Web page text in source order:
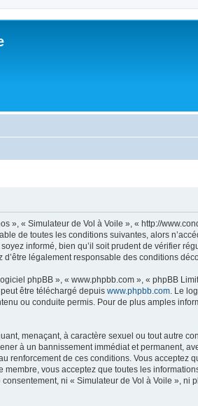
», « Simulateur de Vol à Voile », « http://
de toutes les conditions suivantes, alors
informé, bien qu’il soit prudent de vérifier
légalement responsable des conditions
phpBB », « www.phpbb.com », « phpBB
être téléchargé depuis www.phpbb.com . Le
ou conduite permis. Pour de plus amples
menaçant, à caractère sexuel ou tout autre
à un bannissement immédiat et permanent,
de ces conditions. Vous acceptez
vous acceptez que toutes les
ni « Simulateur de Vol à Voile », ni